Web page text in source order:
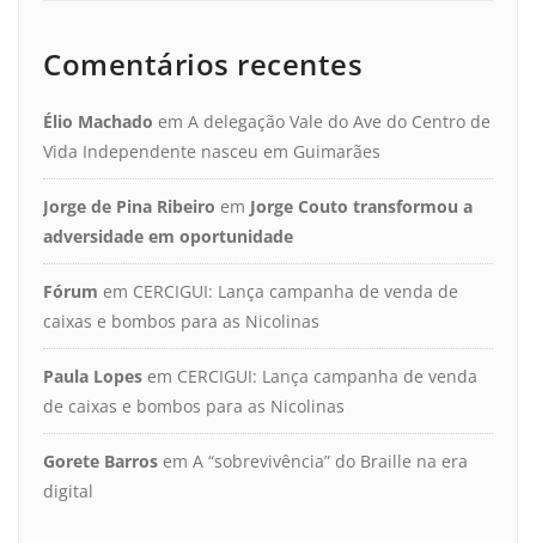
Comentários recentes
Élio Machado em A delegação Vale do Ave do Centro de
Vida Independente nasceu em Guimarães
Jorge de Pina Ribeiro em Jorge Couto transformou a
adversidade em oportunidade
Fórum em CERCIGUI: Lança campanha de venda de
caixas e bombos para as Nicolinas
Paula Lopes em CERCIGUI: Lança campanha de venda
de caixas e bombos para as Nicolinas
Gorete Barros em A “sobrevivência” do Braille na era
digital